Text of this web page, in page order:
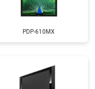
PDP-610MX